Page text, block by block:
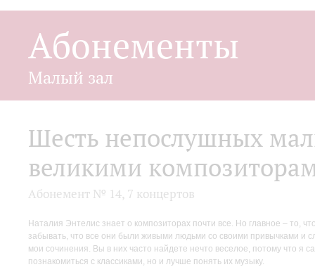
Абонементы
Малый зал
Шесть непослушных
великими
Абонемент № 14, 7 концертов
Наталия Энтелис знает о композиторах почти все. Но главное – то,
забывать, что все они были живыми людьми со своими привычками и
мои сочинения. Вы в них часто найдете нечто веселое, потому что я
познакомиться с классиками, но и лучше понять их музыку.